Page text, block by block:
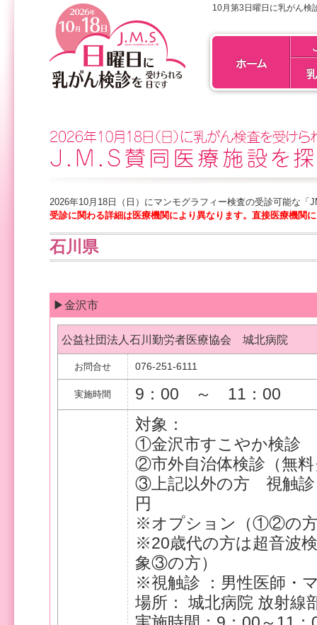
10月第3日曜日に乳がん検
2026年10月18日（日）にマンモグラフィー検査の受診可能な
受診に関わる詳細は医療機関により異なります。直接医療機関
石川県
▶金沢市
公益社団法人石川勤労者医療協会 城北病院
お問合せ 076-251-6111
実施時間 9：00 ～ 11：00
対象：
①金沢市すこやか検診
②市外自治体検診（無
③上記以外の方 視触診
円
※オプション（①②の方
※20歳代の方は超音波
象③の方）
※視触診 ：男性医師・
場所： 城北病院 放射線